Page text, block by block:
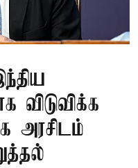
விடுவிக்க
அரசிடம்